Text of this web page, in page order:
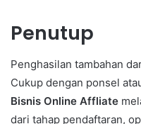
Penutup
Penghasilan tambahan
Cukup dengan ponsel
Bisnis Online Affliate
dari tahap pendaftaran,